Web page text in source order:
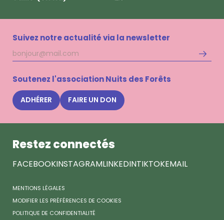
Suivez notre actualité via la newsletter
Adresse
mail
Soutenez l'association Nuits des Forêts
ADHÉRER FAIRE UN DON
Restez connectés
FACEBOOKINSTAGRAMLINKEDINTIKTOKEMAIL
MENTIONS LÉGALES
MODIFIER LES PRÉFÉRENCES DE COOKIES
POLITIQUE DE CONFIDENTIALITÉ